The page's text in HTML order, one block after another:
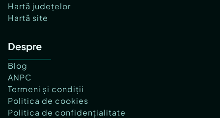
Hartă județelor
Hartă site
Despre
Blog
ANPC
Termeni și condiții
Politica de cookies
Politica de confidențialitate